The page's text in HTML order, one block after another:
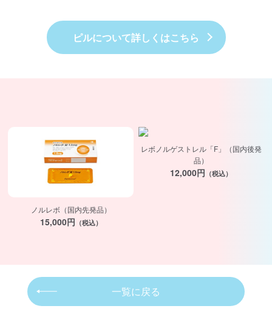
ピルについて詳しくはこちら
ノルレボ（国内先発品）
15,000円 （税込）
レボノルゲストレル「F」（国内後発
品）
12,000円 （税込）
一覧に戻る